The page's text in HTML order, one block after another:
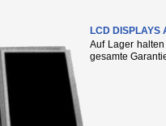
LCD DISPLAYS
Auf Lager
gesamte